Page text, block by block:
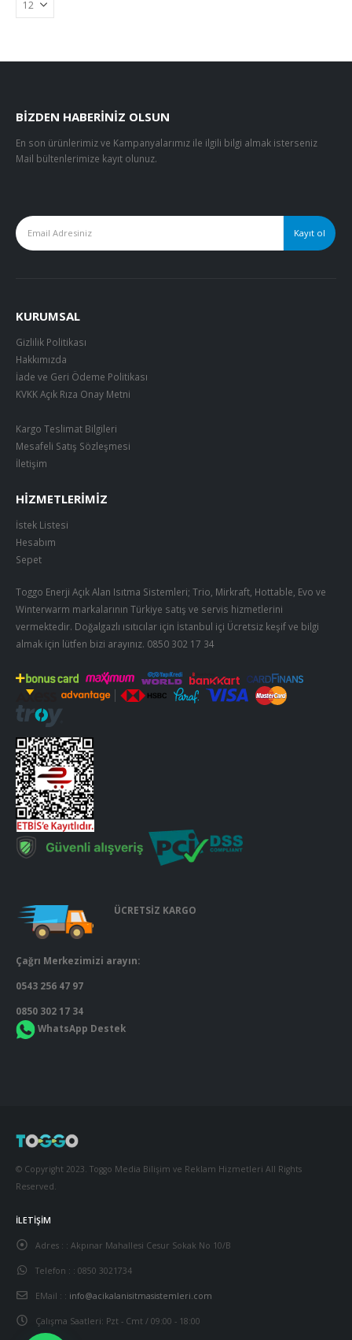
BIZDEN HABERINIZ OLSUN
En son ürünlerimiz ve Kampanyalarımız ile ilgili bilgi almak isterseniz
Mail bültenlerimize kayıt olunuz.
KURUMSAL
Gizlilik Politikası
Hakkımızda
İade ve Geri Ödeme Politikası
KVKK Açık Rıza Onay Metni
Kargo Teslimat Bilgileri
Mesafeli Satış Sözleşmesi
İletişim
HIZMETLERIMIZ
İstek Listesi
Hesabım
Sepet
Toggo Enerji Açık Alan Isıtma Sistemleri; Trio, Mirkraft, Hottable, Evo ve
Winterwarm markalarının Türkiye satış ve servis hizmetlerini
vermektedir. Doğalgazlı ısıtıcılar için İstanbul içi Ücretsiz keşif ve bilgi
almak için lütfen bizi arayınız. 0850 302 17 34
ÜCRETSİZ KARGO
Çağrı Merkezimizi arayın:
0543 256 47 97
0850 302 17 34
WhatsApp Destek
© Copyright 2023. Toggo Media Bilişim ve Reklam Hizmetleri All Rights
Reserved.
İLETIŞIM
Adres : : Akpınar Mahallesi Cesur Sokak No 10/B
Telefon : : 0850 3021734
EMail : : info@acikalanisitmasistemleri.com
Çalışma Saatleri: Pzt - Cmt / 09:00 - 18:00